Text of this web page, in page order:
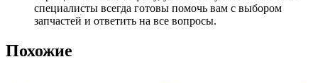
специалисты всегда готовы помочь вам с выбором
запчастей и ответить на все вопросы.
Похожие